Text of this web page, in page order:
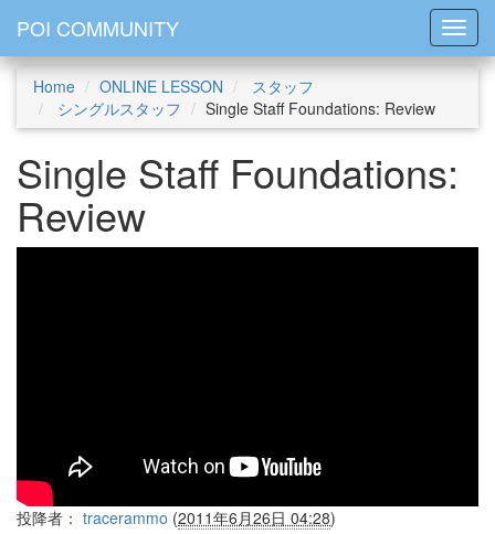
POI COMMUNITY
Home ONLINE LESSON
スタッフ
シングルスタッフ
Single Staff Foundations: Review
Single Staff Foundations:
Review
投降者： tracerammo (2011年6月26日 04:28)